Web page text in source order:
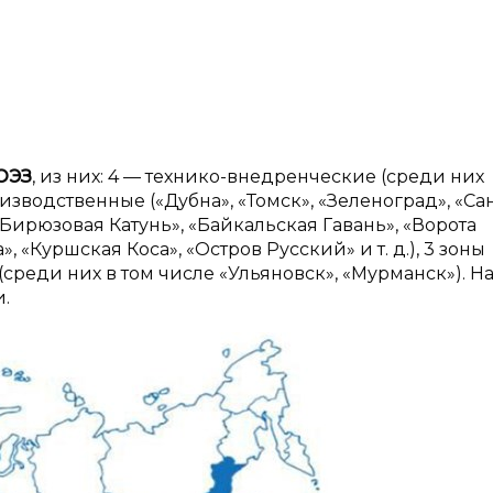
, из них: 4 — технико-внедренческие (среди них
(«Дубна», «Томск», «Зеленоград»,
Катунь», «Байкальская Гавань», «Ворота
«Куршская Коса», «Остров Русский» и т. д.), 3 зоны
них в том числе «Ульяновск», «Мурманск»).